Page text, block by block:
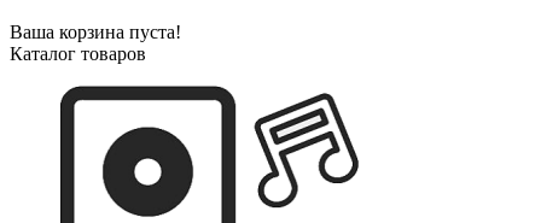
Ваша корзина пуста!
Каталог товаров